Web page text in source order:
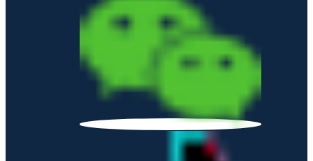
订单核查